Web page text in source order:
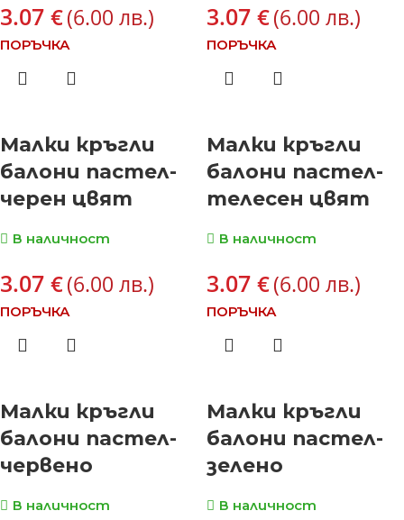
3.07 €(6.00 лв.)
ПОРЪЧКА
3.07 €(6.00 лв.)
ПОРЪЧКА
Малки кръгли
балони пастел-
черен цвят
В наличност
3.07 €(6.00 лв.)
ПОРЪЧКА
Малки кръгли
балони пастел-
телесен цвят
В наличност
3.07 €(6.00 лв.)
ПОРЪЧКА
Малки кръгли
балони пастел-
червено
В наличност
Малки кръгли
балони пастел-
зелено
В наличност